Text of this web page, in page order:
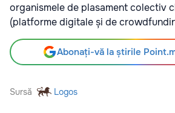
organismele de plasament colectiv
(platforme digitale și de
Abonați-vă la știrile
Sursă Logos